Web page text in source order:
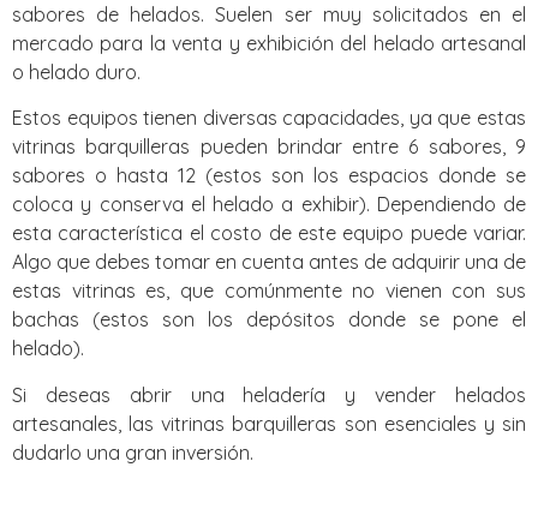
sabores de helados. Suelen ser muy solicitados en el
mercado para la venta y exhibición del helado artesanal
o helado duro.
Estos equipos tienen diversas capacidades, ya que estas
vitrinas barquilleras pueden brindar entre 6 sabores, 9
sabores o hasta 12 (estos son los espacios donde se
coloca y conserva el helado a exhibir). Dependiendo de
esta característica el costo de este equipo puede variar.
Algo que debes tomar en cuenta antes de adquirir una de
estas vitrinas es, que comúnmente no vienen con sus
bachas (estos son los depósitos donde se pone el
helado).
Si deseas abrir una heladería y vender helados
artesanales, las vitrinas barquilleras son esenciales y sin
dudarlo una gran inversión.